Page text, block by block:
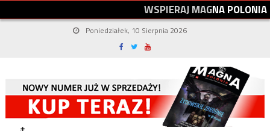
WSPIERAJMAGNAPOLONIA
Poniedziałek, 10 Sierpnia 2026